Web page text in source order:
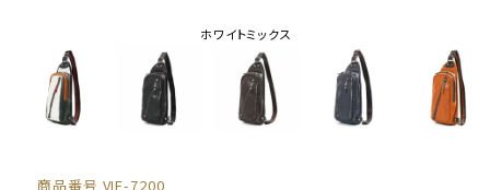
ホワイトミックス
商品番号 VIF-7200